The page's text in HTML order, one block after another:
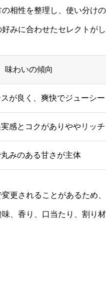
相性を整理し、使い分け
みに合わせたセレクトが
味わいの傾向
が良く、爽快でジューシー
感とコクがありややリッチ
丸みのある甘さが主体
更されることがあるため
、香り、口当たり、割り